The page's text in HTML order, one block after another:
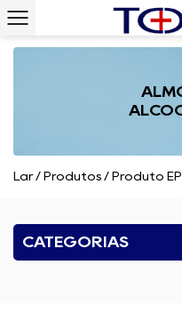
Lar/ Produtos / Produto EPI
CATEGORIAS